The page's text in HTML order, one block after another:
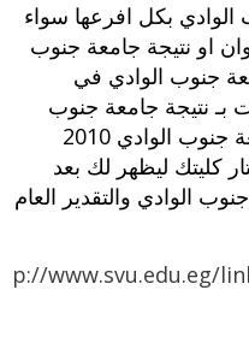
بكل افرعها سواء
او نتيجة جامعة جنوب
جنوب الوادي في
بـ نتيجة جامعة جنوب
الوادي ولتتعرف على نتيجة جامعة جنوب الوادي 2010
كليتك ليظهر لك بعد
الوادي والتقدير العام
www.svu.edu.eg/